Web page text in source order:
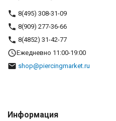
8(495) 308-31-09
8(909) 277-36-66
8(4852) 31-42-77
Ежедневно 11:00-19:00
shop@piercingmarket.ru
Информация